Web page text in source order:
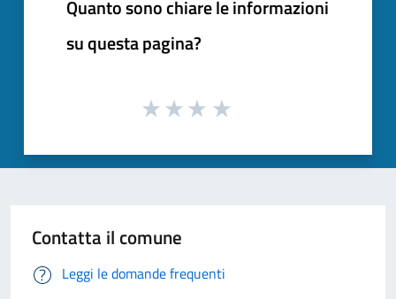
Quanto sono chiare le informazioni
su questa pagina?
Contatta il comune
Leggi le domande frequenti